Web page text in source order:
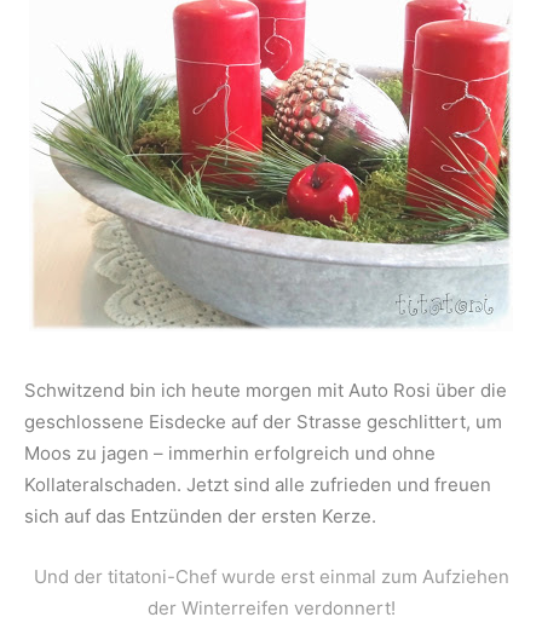
Schwitzend bin ich heute morgen mit Auto Rosi über die
geschlossene Eisdecke auf der Strasse geschlittert, um
Moos zu jagen – immerhin erfolgreich und ohne
Kollateralschaden. Jetzt sind alle zufrieden und freuen
sich auf das Entzünden der ersten Kerze.
Und der titatoni-Chef wurde erst einmal zum Aufziehen
der Winterreifen verdonnert!